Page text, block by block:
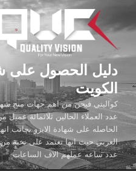
المحتوى
دليل الحصول على
الكويت
كواليتي فيجن من اهم جهات منح
عدد العملاء الحالين ثلاثمائة
الحاصله على شهادة الايزو بجانب
العربي حيث انها تعتمد على نخبة
عدد ساعه عملهم الاف الساعات